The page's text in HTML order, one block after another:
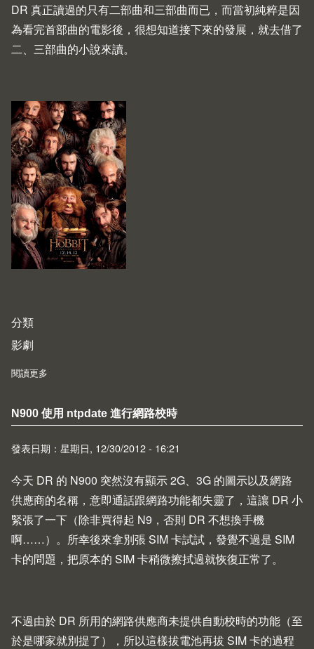
DR 真正讀過的只有二部曲和三部曲而已，而當初純粹是因
為看完首部曲的電影後，很想知道接下來的發展，就去借了
二、三部曲的小說來讀。
分類
影劇
閱讀更多
N900 使用 ntpdate 進行網路校時
發表日期：星期日, 12/30/2012 - 16:21
今天 DR 的 N900 突然沒有顯示 2G、3G 的圖示以及網路
供應商的名稱，意即通話跟網路功能都失靈了，這讓 DR 小
緊張了一下（除非買得起 N9 ，否則 DR 不想換手機
啊……）。所幸後來拿別張 SIM 卡試試，發覺不過是 SIM
卡的問題，把原本的 SIM 卡稍微擦拭過就恢復正常了。
不過由於 DR 所用的網路供應商未提供自動校時的功能（至
於是哪家就別提了），所以這樣拔電池再拔 SIM 卡的過程